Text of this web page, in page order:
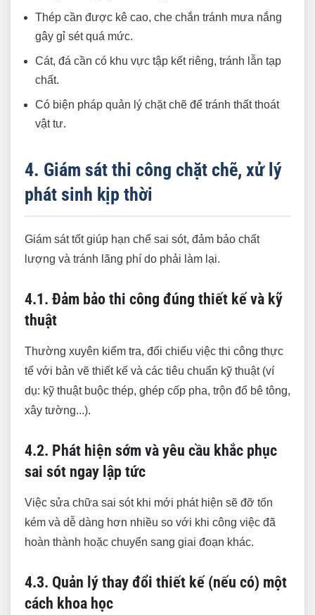
Thép cần được kê cao, che chắn tránh mưa nắng
gây gỉ sét quá mức.
Cát, đá cần có khu vực tập kết riêng, tránh lẫn tạp
chất.
Có biện pháp quản lý chặt chẽ để tránh thất thoát
vật tư.
4. Giám sát thi công chặt chẽ, xử lý
phát sinh kịp thời
Giám sát tốt giúp hạn chế sai sót, đảm bảo chất
lượng và tránh lãng phí do phải làm lại.
4.1. Đảm bảo thi công đúng thiết kế và kỹ
thuật
Thường xuyên kiểm tra, đối chiếu việc thi công thực
tế với bản vẽ thiết kế và các tiêu chuẩn kỹ thuật (ví
dụ: kỹ thuật buộc thép, ghép cốp pha, trộn đổ bê tông,
xây tường...).
4.2. Phát hiện sớm và yêu cầu khắc phục
sai sót ngay lập tức
Việc sửa chữa sai sót khi mới phát hiện sẽ đỡ tốn
kém và dễ dàng hơn nhiều so với khi công việc đã
hoàn thành hoặc chuyển sang giai đoạn khác.
4.3. Quản lý thay đổi thiết kế (nếu có) một
cách khoa học